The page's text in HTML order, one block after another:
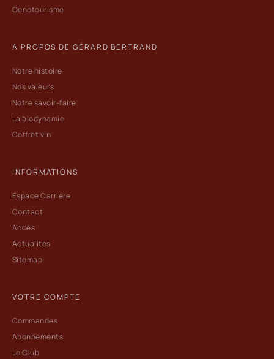
Oenotourisme
A PROPOS DE GÉRARD BERTRAND
Notre histoire
Nos valeurs
Notre savoir-faire
La biodynamie
Coffret vin
INFORMATIONS
Espace Carrière
Contact
Accès
Actualités
Sitemap
VOTRE COMPTE
Commandes
Abonnements
Le Club